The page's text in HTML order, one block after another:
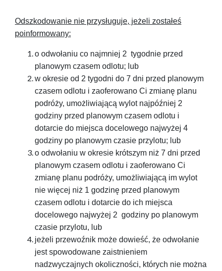
Odszkodowanie nie przysługuje, jeżeli zostałeś
poinformowany:
o odwołaniu co najmniej 2 tygodnie przed
planowym czasem odlotu; lub
w okresie od 2 tygodni do 7 dni przed planowym
czasem odlotu i zaoferowano Ci zmianę planu
podróży, umożliwiającą wylot najpóźniej 2
godziny przed planowym czasem odlotu i
dotarcie do miejsca docelowego najwyżej 4
godziny po planowym czasie przylotu; lub
o odwołaniu w okresie krótszym niż 7 dni przed
planowym czasem odlotu i zaoferowano Ci
zmianę planu podróży, umożliwiającą im wylot
nie więcej niż 1 godzinę przed planowym
czasem odlotu i dotarcie do ich miejsca
docelowego najwyżej 2 godziny po planowym
czasie przylotu, lub
jeżeli przewoźnik może dowieść, że odwołanie
jest spowodowane zaistnieniem
nadzwyczajnych okoliczności, których nie można